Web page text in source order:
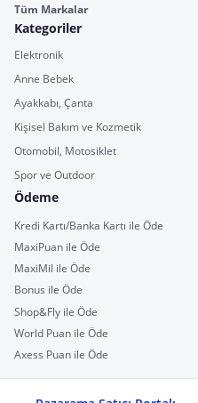
Tüm Markalar
Kategoriler
Elektronik
Anne Bebek
Ayakkabı, Çanta
Kişisel Bakım ve Kozmetik
Otomobil, Motosiklet
Spor ve Outdoor
Ödeme
Kredi Kartı/Banka Kartı ile Öde
MaxiPuan ile Öde
MaxiMil ile Öde
Bonus ile Öde
Shop&Fly ile Öde
World Puan ile Öde
Axess Puan ile Öde